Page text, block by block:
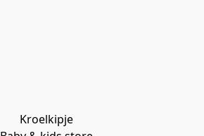
Kroelkipje